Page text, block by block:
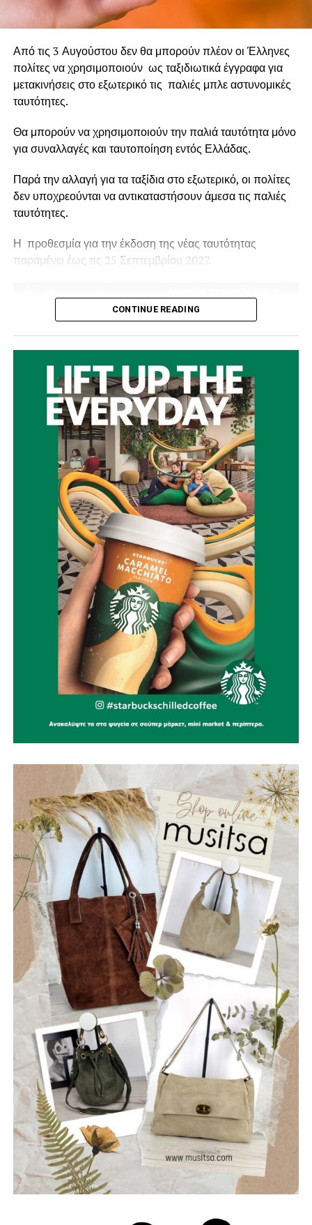
βιώσει τραγωδίες πρωτοφανούς έκτασης, οι οποίες
άφησαν βαθιά τραύματα στην κοινωνία. Αν δεν
δράση, οι εικόνες της καταστροφής θα συνεχίσουν να
επαναλαμβάνονται, κάθε καλοκαίρι, σε ζωντανή μετάδοση.
Από τις 3 Αυγούστου δεν θα μπορούν πλέον οι Έλληνες
πολίτες να χρησιμοποιούν ως ταξιδιωτικά έγγραφα για
μετακινήσεις στο εξωτερικό τις παλιές μπλε αστυνομικές
ταυτότητες.
Θα μπορούν να χρησιμοποιούν την παλιά ταυτότητα μόνο
για συναλλαγές και ταυτοποίηση εντός Ελλάδας.
Παρά την αλλαγή για τα ταξίδια στο εξωτερικό, οι πολίτες
δεν υποχρεούνται να αντικαταστήσουν άμεσα τις παλιές
ταυτότητες.
Η προθεσμία για την έκδοση της νέας ταυτότητας
παραμένει έως τις 25 Σεπτεμβρίου 2027.
CONTINUE READING